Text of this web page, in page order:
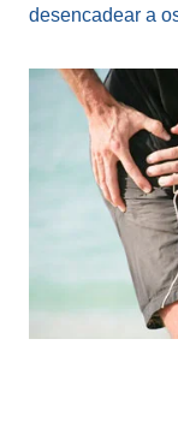
desencadear a